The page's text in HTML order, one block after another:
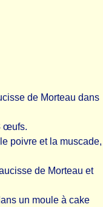
de Morteau dans
œufs.
poivre et la muscade,
de Morteau et
un moule à cake